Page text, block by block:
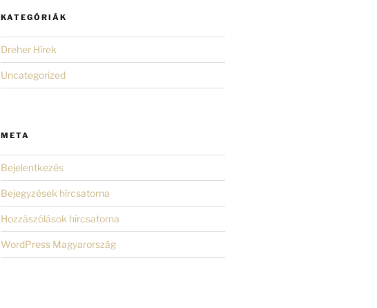
KATEGÓRIÁK
Dreher Hírek
Uncategorized
META
Bejelentkezés
Bejegyzések hírcsatorna
Hozzászólások hírcsatorna
WordPress Magyarország